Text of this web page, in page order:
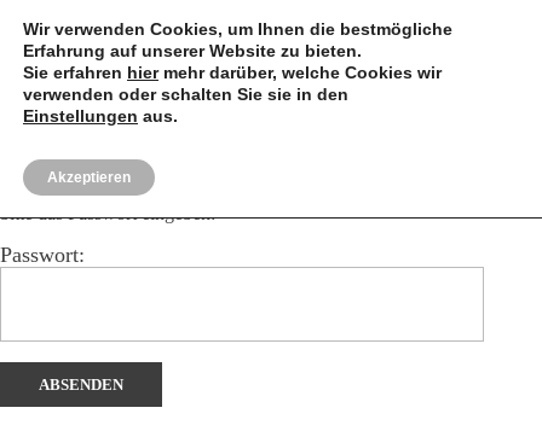
Dieser Inhalt ist passwortgeschützt. Um ihn anschauen zu können,
bitte das Passwort eingeben:
Passwort:
Wir verwenden Cookies, um Ihnen die bestmögliche
Erfahrung auf unserer Website zu bieten.
Sie erfahren hiermehr darüber, welche Cookies wir
verwenden oder schalten Sie sie in den
Einstellungen aus.
Akzeptieren